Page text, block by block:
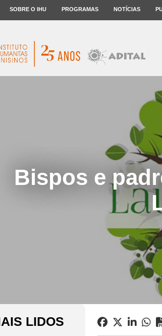
SOBRE O IHU PROGRAMAS NOTÍCIAS
Bispos e
LIDOS